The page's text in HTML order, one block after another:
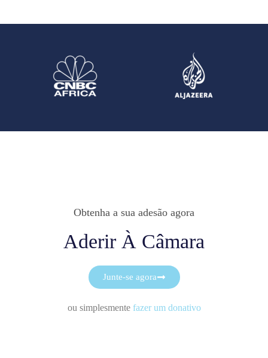
Obtenha a sua adesão agora
Aderir À Câmara
Junte-se agora
ou simplesmente fazer um donativo